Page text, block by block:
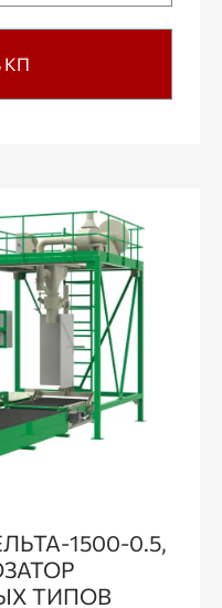
КП
1500-0.5,
ТИПОВ